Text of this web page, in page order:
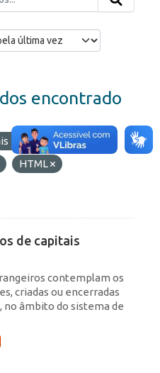
encontrado
Estrangeiros
HTML
de capitais
contemplam os
criadas ou encerradas
no âmbito do sistema de